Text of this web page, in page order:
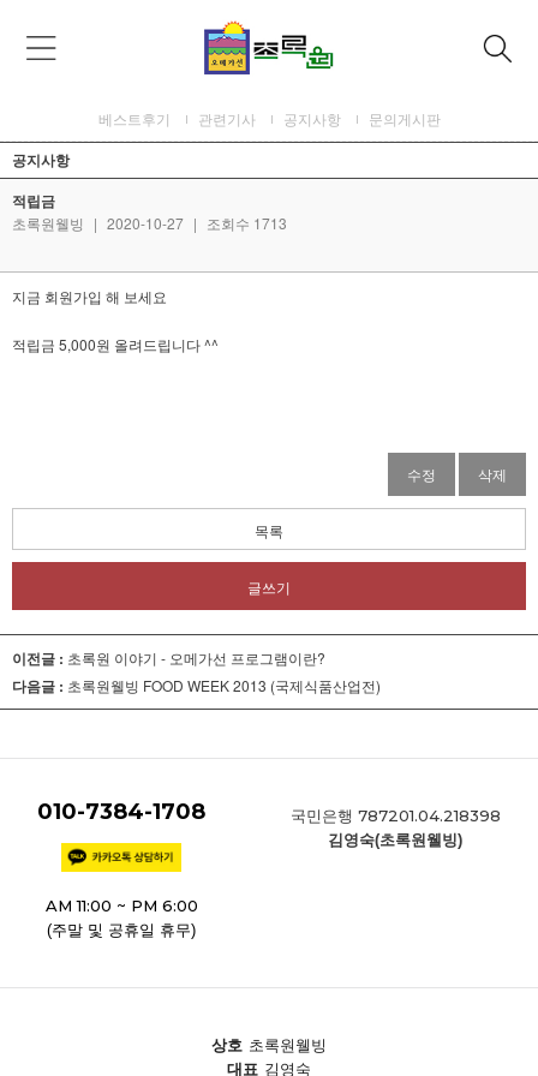
베스트후기 관련기사 공지사항 문의게시판
공지사항
적립금
초록원웰빙 | 2020-10-27 | 조회수 1713
지금 회원가입 해 보세요
적립금 5,000원 올려드립니다 ^^
수정 삭제
목록
글쓰기
이전글 : 초록원 이야기 - 오메가선 프로그램이란?
다음글 : 초록원웰빙 FOOD WEEK 2013 (국제식품산업전)
010-7384-1708
AM 11:00 ~ PM 6:00
(주말 및 공휴일 휴무)
국민은행 787201.04.218398
김영숙(초록원웰빙)
상호 초록원웰빙
대표 김영숙